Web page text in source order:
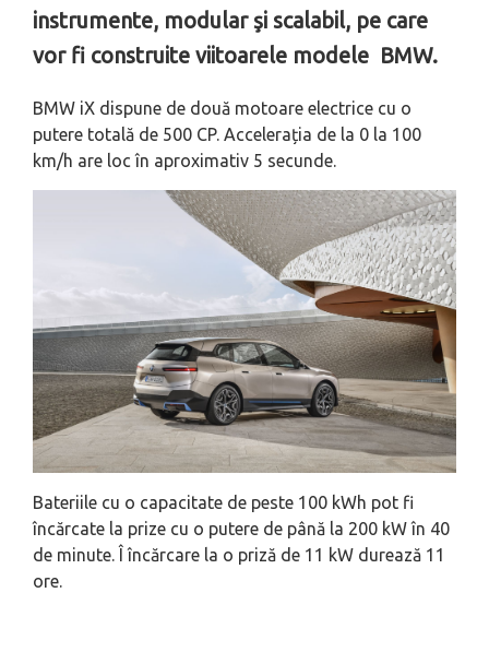
instrumente, modular şi scalabil, pe care
vor fi construite viitoarele modele BMW.
BMW iX dispune de două motoare electrice cu o
putere totală de 500 CP. Accelerația de la 0 la 100
km/h are loc în aproximativ 5 secunde.
Bateriile cu o capacitate de peste 100 kWh pot fi
încărcate la prize cu o putere de până la 200 kW în 40
de minute. Î încărcare la o priză de 11 kW durează 11
ore.